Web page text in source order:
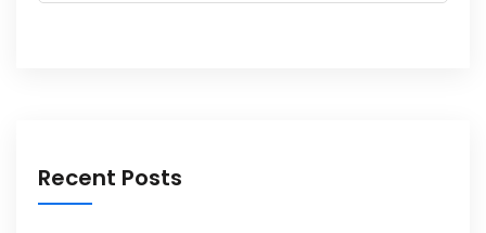
Recent Posts